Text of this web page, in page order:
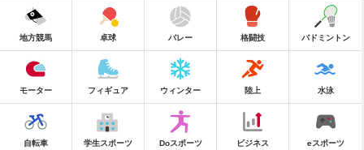
地方競馬 卓球 バレー 格闘技 バドミントン
モーター フィギュア ウィンター 陸上 水泳
自転車 学生スポーツ Doスポーツ ビジネス eスポーツ